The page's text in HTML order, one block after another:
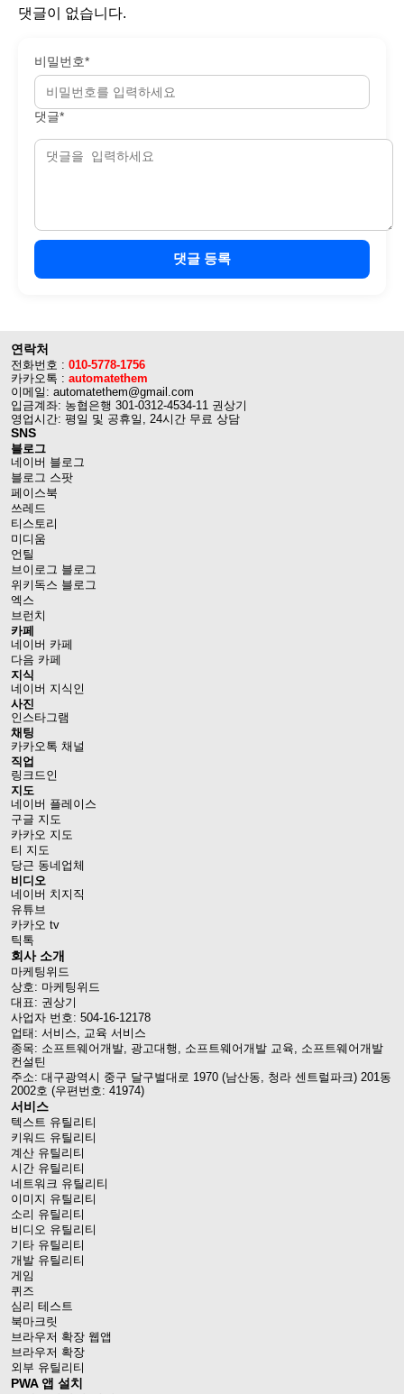
댓글이 없습니다.
비밀번호*
댓글*
댓글 등록
연락처
전화번호 : 010-5778-1756
카카오톡 : automatethem
이메일: automatethem@gmail.com
입금계좌: 농협은행 301-0312-4534-11 권상기
영업시간: 평일 및 공휴일, 24시간 무료 상담
SNS
블로그
네이버 블로그
블로그 스팟
페이스북
쓰레드
티스토리
미디움
언틸
브이로그 블로그
위키독스 블로그
엑스
브런치
카페
네이버 카페
다음 카페
지식
네이버 지식인
사진
인스타그램
채팅
카카오톡 채널
직업
링크드인
지도
네이버 플레이스
구글 지도
카카오 지도
티 지도
당근 동네업체
비디오
네이버 치지직
유튜브
카카오 tv
틱톡
회사 소개
마케팅위드
상호: 마케팅위드
대표: 권상기
사업자 번호: 504-16-12178
업태: 서비스, 교육 서비스
종목: 소프트웨어개발, 광고대행, 소프트웨어개발 교육, 소프트웨어개발
컨설틴
주소: 대구광역시 중구 달구벌대로 1970 (남산동, 청라 센트럴파크) 201동
2002호 (우편번호: 41974)
서비스
텍스트 유틸리티
키워드 유틸리티
계산 유틸리티
시간 유틸리티
네트워크 유틸리티
이미지 유틸리티
소리 유틸리티
비디오 유틸리티
기타 유틸리티
개발 유틸리티
게임
퀴즈
심리 테스트
북마크릿
브라우저 확장 웹앱
브라우저 확장
외부 유틸리티
PWA 앱 설치